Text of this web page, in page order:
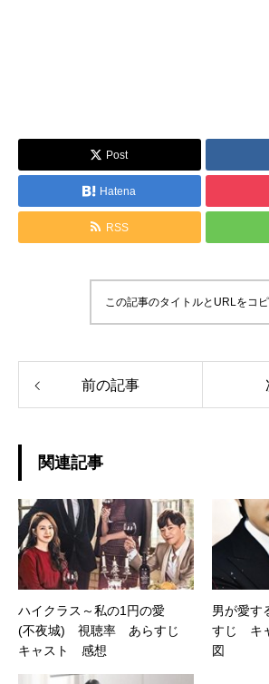
Post
Hatena
RSS
この記事のタイトルとURLをコ
前の記事
関連記事
ハイクラス～私の1円の愛
(不夜城) 視聴率 あらすじ
キャスト 感想
男が愛
すじ キ
図